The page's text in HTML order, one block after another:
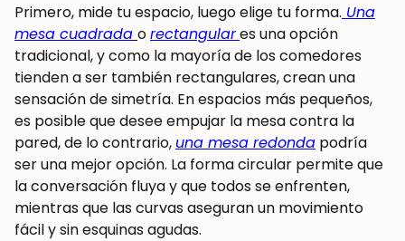
Primero, mide tu espacio, luego elige tu forma. Una
mesa cuadrada orectangulares una opción
tradicional, y como la mayoría de los comedores
tienden a ser también rectangulares, crean una
sensación de simetría. En espacios más pequeños,
es posible que desee empujar la mesa contra la
pared, de lo contrario, una mesa redonda podría
ser una mejor opción. La forma circular permite que
la conversación fluya y que todos se enfrenten,
mientras que las curvas aseguran un movimiento
fácil y sin esquinas agudas.